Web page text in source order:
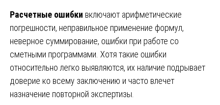
Расчетные ошибки включают арифметические
погрешности, неправильное применение формул,
неверное суммирование, ошибки при работе со
сметными программами. Хотя такие ошибки
относительно легко выявляются, их наличие подрывает
доверие ко всему заключению и часто влечет
назначение повторной экспертизы.